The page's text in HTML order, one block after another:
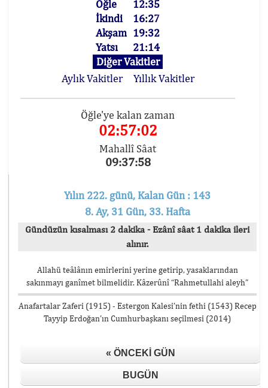
Öğle
12:35
İkindi
16:27
Akşam 19:32
Yatsı
21:14
Diğer Vakitler
Aylık Vakitler
Yıllık Vakitler
Öğle'ye kalan zaman
02:57:02
Mahallî Sâat
09:37:58
Yılın 222. günü, Kalan Gün : 143
8. Ay, 31 Gün, 33. Hafta
Gündüzün kısalması 2 dakika - Ezânî sâat 1 dakika ileri
alınır.
Allahü teâlânın emirlerini yerine getirip, yasaklarından
sakınmayı ganîmet bilmelidir. Kâzerûnî “Rahmetullahi aleyh”
Anafartalar Zaferi (1915) - Estergon Kalesi’nin fethi (1543) Recep
Tayyip Erdoğan’ın Cumhurbaşkanı seçilmesi (2014)
« ÖNCEKI GÜN
BUGÜN